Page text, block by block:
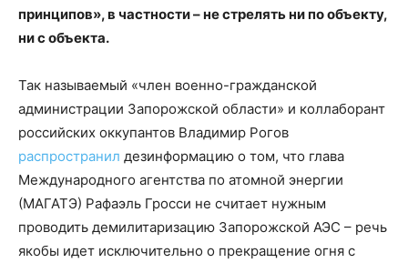
принципов», в частности – не стрелять ни по объекту,
ни с объекта.
Так называемый «член военно-гражданской
администрации Запорожской области» и коллаборант
российских оккупантов Владимир Рогов
распространил дезинформацию о том, что глава
Международного агентства по атомной энергии
(МАГАТЭ) Рафаэль Гросси не считает нужным
проводить демилитаризацию Запорожской АЭС – речь
якобы идет исключительно о прекращение огня с